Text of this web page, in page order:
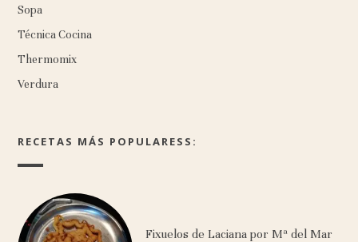
Sopa
Técnica Cocina
Thermomix
Verdura
RECETAS MÁS POPULARESS:
Fixuelos de Laciana por Mª del Mar